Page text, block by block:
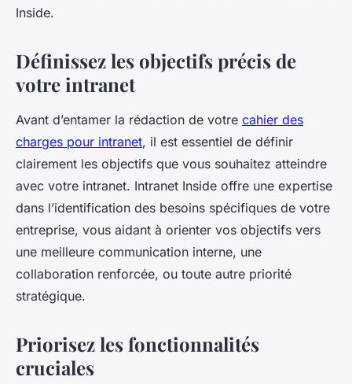
Inside.
Définissez les objectifs précis de
votre intranet
Avant d’entamer la rédaction de votre cahier des
charges pour intranet, il est essentiel de définir
clairement les objectifs que vous souhaitez atteindre
avec votre intranet. Intranet Inside offre une expertise
dans l’identification des besoins spécifiques de votre
entreprise, vous aidant à orienter vos objectifs vers
une meilleure communication interne, une
collaboration renforcée, ou toute autre priorité
stratégique.
Priorisez les fonctionnalités
cruciales